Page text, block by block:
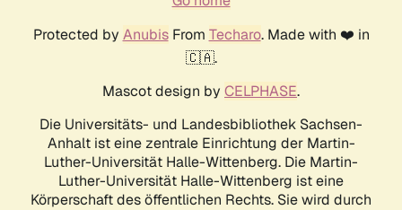
Protected by AnubisFrom Techaro. Made with ❤️ in
🇨🇦.
Mascot design by CELPHASE.
Die Universitäts- und Landesbibliothek Sachsen-
Anhalt ist eine zentrale Einrichtung der Martin-
Luther-Universität Halle-Wittenberg. Die Martin-
Luther-Universität Halle-Wittenberg ist eine
Körperschaft des öffentlichen Rechts. Sie wird durch